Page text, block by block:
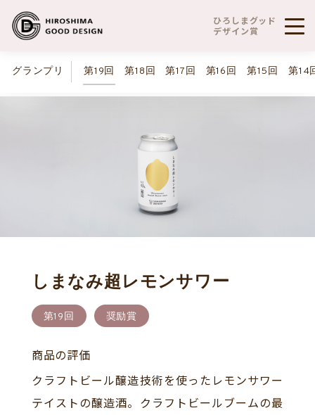
グランプリ 第19回 第18回 第17回 第16回 第15回 第14
ひろしまグッド
デザイン賞
しまなみ超レモンサワー
第19回 奨励賞
商品の評価
クラフトビール醸造技術を使ったレモンサワー
テイストの醸造酒。クラフトビールブームの最